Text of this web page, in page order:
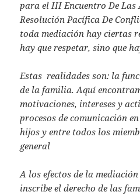
para el III Encuentro De Las
Resolución Pacífica De
toda mediación hay ciertas
hay que respetar, sino que
Estas realidades son: la
de la familia. Aquí
motivaciones, intereses y
procesos de comunicación
hijos y entre todos los
general
A los efectos de la
inscribe el derecho de las